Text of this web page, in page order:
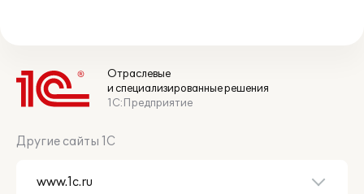
Отраслевые
и специализированные решения
1С:Предприятие
Другие сайты 1С